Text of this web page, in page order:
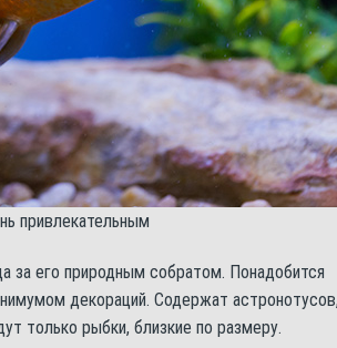
привлекательным
за его природным собратом. Понадобится
декораций. Содержат
только рыбки, близкие по размеру.